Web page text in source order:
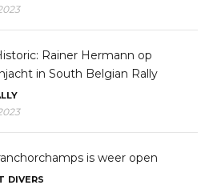
Rainer Hermann op
in South Belgian Rally
is weer open
DIVERS